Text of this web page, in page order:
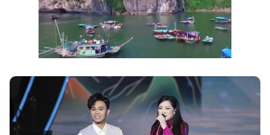
Next video in 3 Cancel